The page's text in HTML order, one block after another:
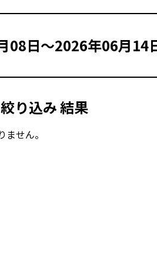
08日～2026年06月14
り込み 結果
せん。